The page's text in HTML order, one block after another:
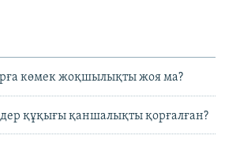
көмек жоқшылықты жоя ма?
құқығы қаншалықты қорғалған?